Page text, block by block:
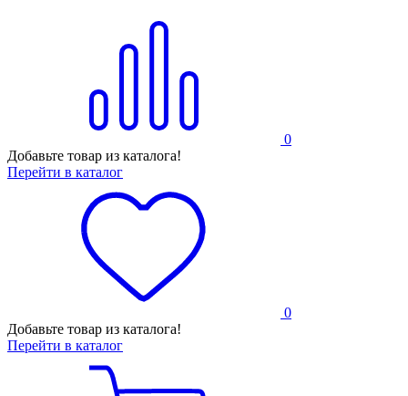
0
Добавьте товар из каталога!
Перейти в каталог
0
Добавьте товар из каталога!
Перейти в каталог